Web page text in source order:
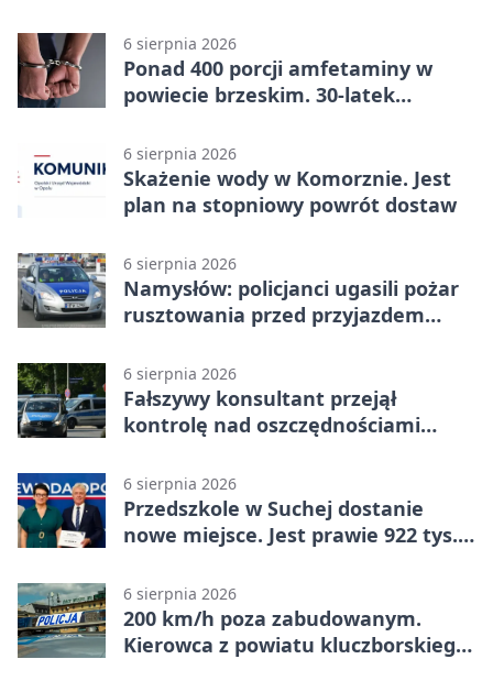
6 sierpnia 2026
Ponad 400 porcji amfetaminy w
powiecie brzeskim. 30-latek
6 sierpnia 2026
Skażenie wody w Komorznie. Jest
plan na stopniowy powrót dostaw
6 sierpnia 2026
Namysłów: policjanci ugasili pożar
rusztowania przed przyjazdem
6 sierpnia 2026
Fałszywy konsultant przejął
kontrolę nad oszczędnościami
6 sierpnia 2026
Przedszkole w Suchej dostanie
nowe miejsce. Jest prawie 922 tys.
6 sierpnia 2026
200 km/h poza zabudowanym.
Kierowca z powiatu kluczborskiego